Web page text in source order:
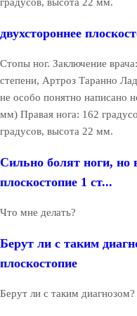
двухстороннее
Стопы ног. Заключение
степени, Артроз Таранно
не особо понятно написано
мм) Правая нога: 162
градусов, высота 22 мм.
Сильно болят ноги, но
плоскостопие 1 ст...
Что мне делать?
Берут ли с таким
плоскостопие
Берут ли с таким диагнозом?